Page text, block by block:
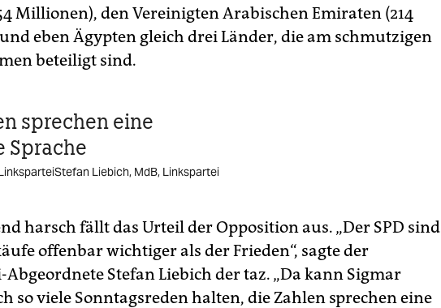
Millionen), den Vereinigten Arabischen Emiraten (214
eben Ägypten gleich drei Länder, die am schmutzigen
beteiligt sind.
sprechen eine
Sprache
Liebich, MdB, Linkspartei
harsch fällt das Urteil der Opposition aus. „Der SPD sind
offenbar wichtiger als der Frieden“, sagte der
Stefan Liebich der taz. „Da kann Sigmar
so viele Sonntagsreden halten, die Zahlen sprechen eine